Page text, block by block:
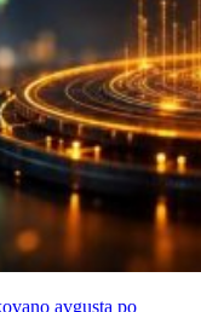
avgusta po